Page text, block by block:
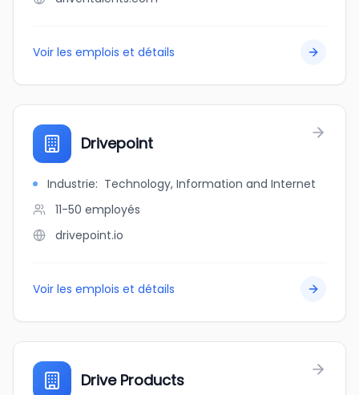
Voir les emplois et détails
Drivepoint
Industrie: Technology, Information and Internet
11-50 employés
drivepoint.io
Voir les emplois et détails
Drive Products